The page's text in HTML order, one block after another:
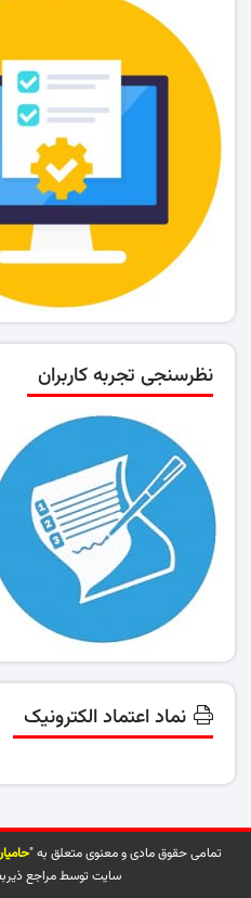
نظرسنجی تجربه کاربران
نماد اعتماد الکترونیک
تمامی حقوق مادی و معنوی متعلق به "
سایت توسط مراجع